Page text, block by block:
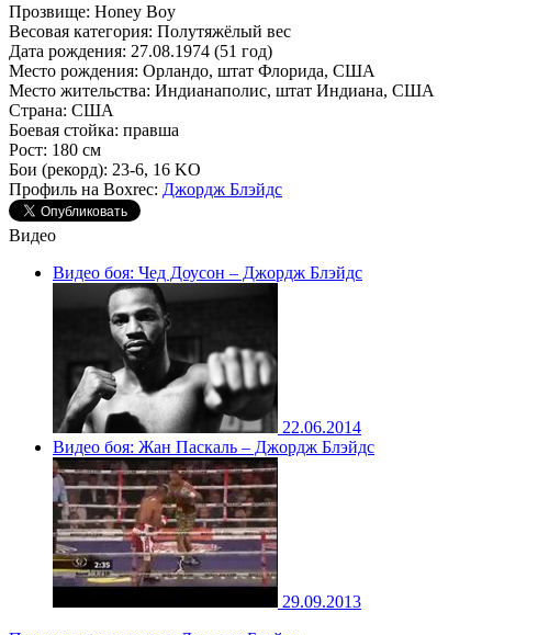
Прозвище: Honey Boy
Весовая категория: Полутяжёлый вес
Дата рождения: 27.08.1974 (51 год)
Место рождения: Орландо, штат Флорида, США
Место жительства: Индианаполис, штат Индиана, США
Страна: США
Боевая стойка: правша
Рост: 180 см
Бои (рекорд): 23-6, 16 KO
Профиль на Boxrec: Джордж Блэйдс
Видео
Видео боя: Чед Доусон – Джордж Блэйдс
22.06.2014
Видео боя: Жан Паскаль – Джордж Блэйдс
29.09.2013